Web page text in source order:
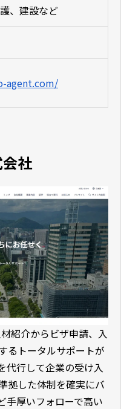
、建設など
agent.com/
社
紹介からビザ申請、入
るトータルサポートが
代行して企業の受け入
拠した体制を確実にバ
手厚いフォローで高い